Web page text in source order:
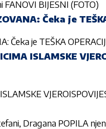
FANOVI BIJESNI (FOTO)
Čeka je
Čeka je TEŠKA
ISLAMSKE
Dragana POPILA